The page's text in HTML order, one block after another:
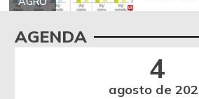
AGENDA
4
agosto de